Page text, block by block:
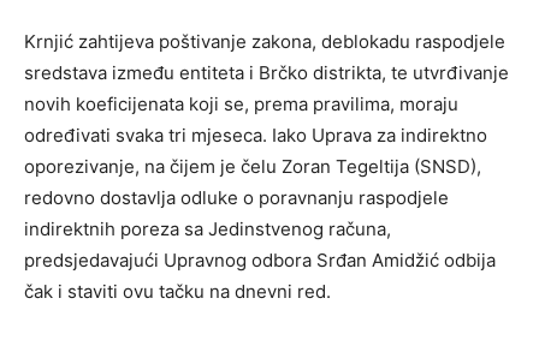
Krnjić zahtijeva poštivanje zakona, deblokadu raspodjele
sredstava između entiteta i Brčko distrikta, te utvrđivanje
novih koeficijenata koji se, prema pravilima, moraju
određivati svaka tri mjeseca. Iako Uprava za indirektno
oporezivanje, na čijem je čelu Zoran Tegeltija (SNSD),
redovno dostavlja odluke o poravnanju raspodjele
indirektnih poreza sa Jedinstvenog računa,
predsjedavajući Upravnog odbora Srđan Amidžić odbija
čak i staviti ovu tačku na dnevni red.